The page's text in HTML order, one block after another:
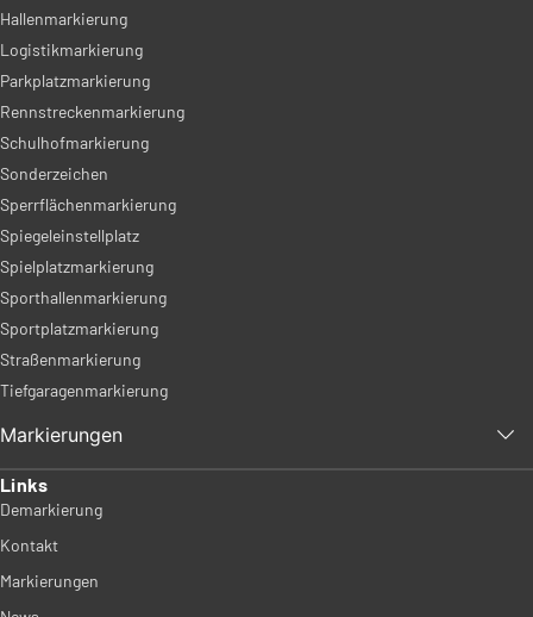
Hallenmarkierung
Logistikmarkierung
Parkplatzmarkierung
Rennstreckenmarkierung
Schulhofmarkierung
Sonderzeichen
Sperrflächenmarkierung
Spiegeleinstellplatz
Spielplatzmarkierung
Sporthallenmarkierung
Sportplatzmarkierung
Straßenmarkierung
Tiefgaragenmarkierung
Markierungen
Links
Demarkierung
Kontakt
Markierungen